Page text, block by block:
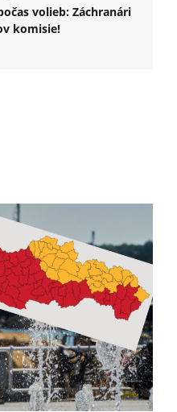
volieb: Záchranári
komisie!